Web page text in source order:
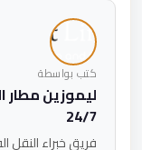
كتب بواسطة
ليموزين مطار
24/7